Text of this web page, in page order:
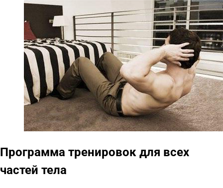
Программа тренировок для всех
частей тела